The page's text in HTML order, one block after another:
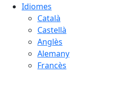
Idiomes
Català
Castellà
Anglès
Alemany
Francès